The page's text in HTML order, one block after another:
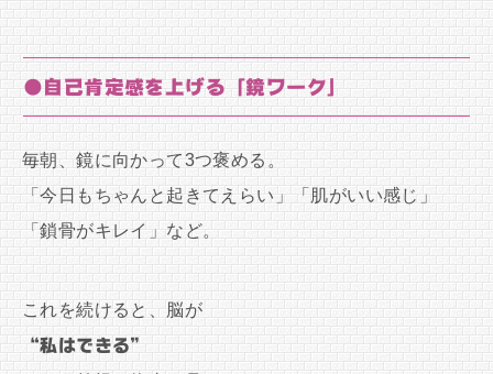
●自己肯定感を上げる「鏡ワーク」
毎朝、鏡に向かって3つ褒める。
「今日もちゃんと起きてえらい」「肌がいい感じ」
「鎖骨がキレイ」など。
これを続けると、脳が
“私はできる”